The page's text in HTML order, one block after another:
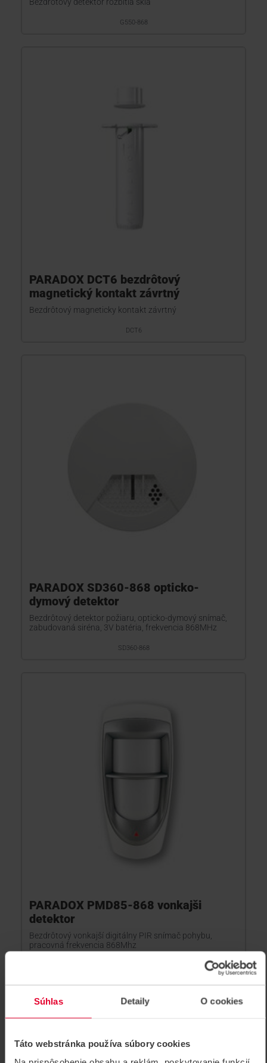
Súhlas Detaily O cookies
Táto webstránka používa súbory cookies
G550-868
PARADOX DCT6 bezdrôtový
magnetický kontakt závrtný
Bezdrôtový magneticky kontakt závrtný
DCT6
PARADOX SD360-868 opticko-
dymový detektor
Bezdrôtový detektor požiaru, opticko-dymový snímač,
zabudovaná siréna, 3V batéria, frekvencia 868MHz
SD360-868
PARADOX PMD85-868 vonkajši
detektor
Bezdrôtový vonkajší digitálny PIR snímač pohybu,
pracovná frekvencia 868Mhz